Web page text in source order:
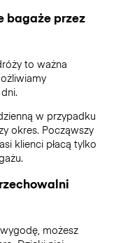
bagaże przez
to ważna
w przypadku
okres. Począwszy
klienci płacą tylko
możesz